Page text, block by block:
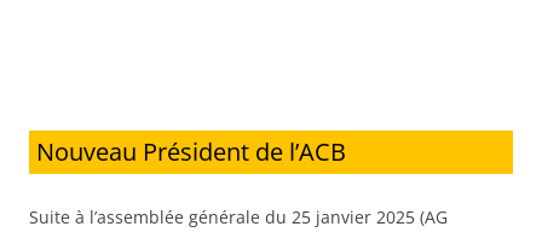
Nouveau Président de l’ACB
Suite à l’assemblée générale du 25 janvier 2025 (AG